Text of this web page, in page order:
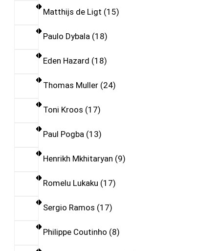
Matthijs de Ligt 15
Paulo Dybala 18
Eden Hazard 18
Thomas Muller 24
Toni Kroos 17
Paul Pogba 13
Henrikh Mkhitaryan 9
Romelu Lukaku 17
Sergio Ramos 17
Philippe Coutinho 8